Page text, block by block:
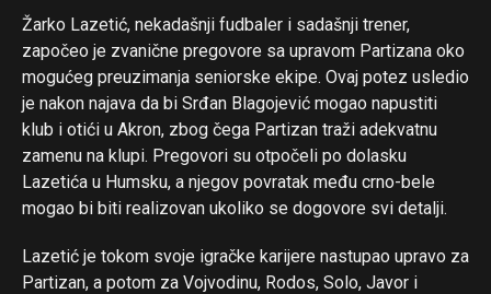
Žarko Lazetić, nekadašnji fudbaler i sadašnji trener,
započeo je zvanične pregovore sa upravom Partizana oko
mogućeg preuzimanja seniorske ekipe. Ovaj potez usledio
je nakon najava da bi Srđan Blagojević mogao napustiti
klub i otići u Akron, zbog čega Partizan traži adekvatnu
zamenu na klupi. Pregovori su otpočeli po dolasku
Lazetića u Humsku, a njegov povratak među crno-bele
mogao bi biti realizovan ukoliko se dogovore svi detalji.
Lazetić je tokom svoje igračke karijere nastupao upravo za
Partizan, a potom za Vojvodinu, Rodos, Solo, Javor i